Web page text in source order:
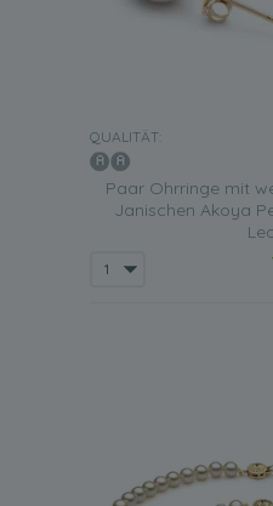
QUALITÄT:
Paar Ohrringe mit
Janischen Akoya